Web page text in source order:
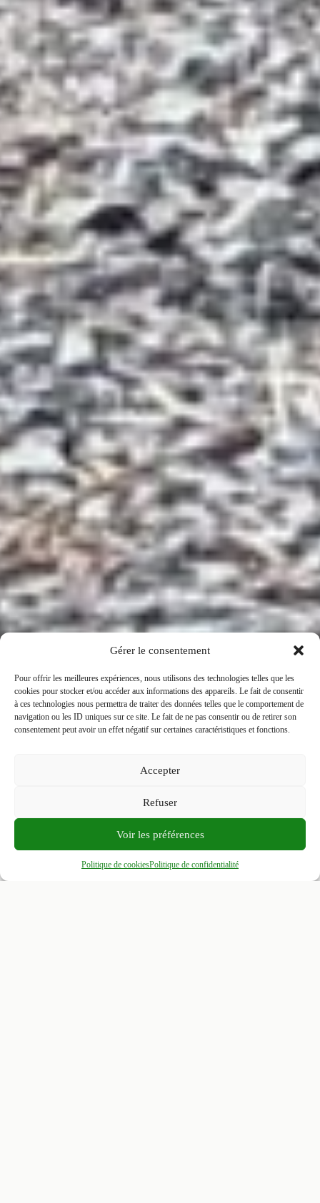
Gérer le consentement
Pour offrir les meilleures expériences, nous utilisons des technologies telles que les
cookies pour stocker et/ou accéder aux informations des appareils. Le fait de consentir
à ces technologies nous permettra de traiter des données telles que le comportement de
navigation ou les ID uniques sur ce site. Le fait de ne pas consentir ou de retirer son
consentement peut avoir un effet négatif sur certaines caractéristiques et fonctions.
Accepter
Refuser
Voir les préférences
Politique de cookiesPolitique de confidentialité